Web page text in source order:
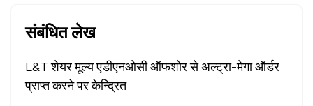
संबंधित लेख
L&T शेयर मूल्य एडीएनओसी ऑफशोर से अल्ट्रा-मेगा ऑर्डर
प्राप्त करने पर केन्द्रित